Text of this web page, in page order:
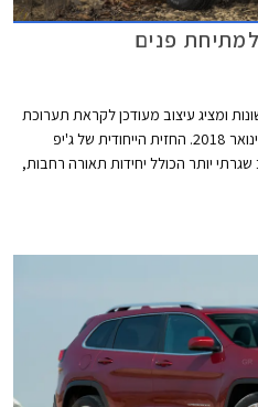
ומציג עיצוב מעודכן לקראת תערוכת
דטרויט שתיפתח לקהל הרחב ב- 16 בינואר 2018. החזית הייחודית של ג'יפ
יותר הכולל יחידות תאורה רחבות,